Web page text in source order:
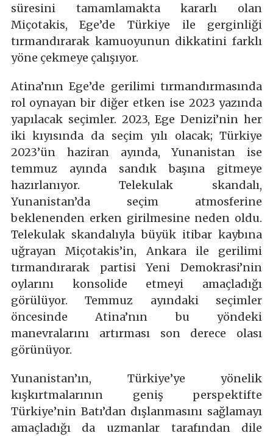
süresini tamamlamakta kararlı olan
Miçotakis, Ege’de Türkiye ile gerginliği
tırmandırarak kamuoyunun dikkatini farklı
yöne çekmeye çalışıyor.
Atina’nın Ege’de gerilimi tırmandırmasında
rol oynayan bir diğer etken ise 2023 yazında
yapılacak seçimler. 2023, Ege Denizi’nin her
iki kıyısında da seçim yılı olacak; Türkiye
2023’ün haziran ayında, Yunanistan ise
temmuz ayında sandık başına gitmeye
hazırlanıyor. Telekulak skandalı,
Yunanistan’da seçim atmosferine
beklenenden erken girilmesine neden oldu.
Telekulak skandalıyla büyük itibar kaybına
uğrayan Miçotakis’in, Ankara ile gerilimi
tırmandırarak partisi Yeni Demokrasi’nin
oylarını konsolide etmeyi amaçladığı
görülüyor. Temmuz ayındaki seçimler
öncesinde Atina’nın bu yöndeki
manevralarını artırması son derece olası
görünüyor.
Yunanistan’ın, Türkiye’ye yönelik
kışkırtmalarının geniş perspektifte
Türkiye’nin Batı’dan dışlanmasını sağlamayı
amaçladığı da uzmanlar tarafından dile